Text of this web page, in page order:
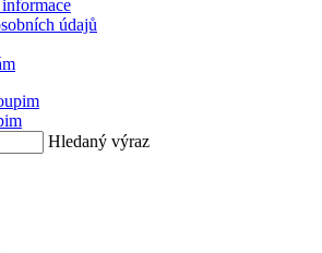
údajů
Hledaný výraz